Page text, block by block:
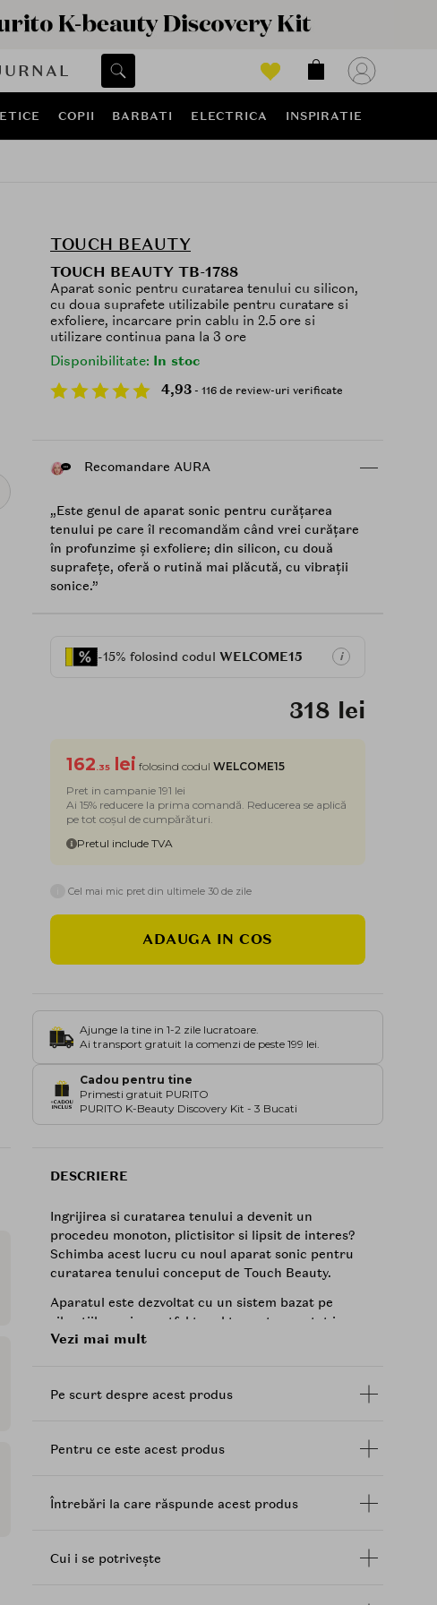
COPII BARBATI ELECTRICA INSPIRATIE
TOUCH BEAUTY
TOUCH BEAUTY TB-1788
Aparat sonic pentru curatarea tenului cu silicon,
cu doua suprafete utilizabile pentru curatare si
exfoliere, incarcare prin cablu in 2.5 ore si
utilizare continua pana la 3 ore
Disponibilitate: In stoc
4,93 - 116 de review-uri verificate
Recomandare AURA
„Este genul de aparat sonic pentru curățarea
tenului pe care îl recomandăm când vrei curățare
în profunzime și exfoliere; din silicon, cu două
suprafețe, oferă o rutină mai plăcută, cu vibrații
sonice.”
-15% folosind codul WELCOME15 i
318 lei
162 .35 lei folosind codul WELCOME15
Pret in campanie 191 lei
Ai 15% reducere la prima comandă. Reducerea se aplică
pe tot coșul de cumpărături.
Pretul include TVA
Cel mai mic pret din ultimele 30 de zile
ADAUGA IN COS
Ajunge la tine in 1-2 zile lucratoare.
Ai transport gratuit la comenzi de peste 199 lei.
Cadou pentru tine
Primesti gratuit PURITO
PURITO K-Beauty Discovery Kit - 3 Bucati
DESCRIERE
Ingrijirea si curatarea tenului a devenit un
procedeu monoton, plictisitor si lipsit de interes?
Schimba acest lucru cu noul aparat sonic pentru
curatarea tenului conceput de Touch Beauty.
Aparatul este dezvoltat cu un sistem bazat pe
vibratiile sonice, astfel tenul tau este curatat in
profunzime, relaxat si revitalizat, chiar dupa prima
Prima suprafata fiind dedicata curatarii tenului,
un design special conceput pentru ca acesta sa se
In ceea ce priveste incarcarea aparatului, aceasta
aparatul putand fi utilizat in mod continuu pret de
Vezi mai mult
Pe scurt despre acest produs
Pentru ce este acest produs
Întrebări la care răspunde acest produs
Cui i se potrivește